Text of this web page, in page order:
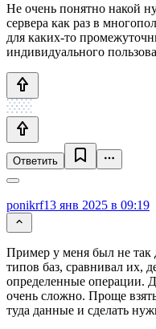
Не очень понятно накой
сервера как раз в
для каких-то
индивидуального
Ответить
ponikrf13 янв 2025 в 09:19
Пример у меня был не так
типов баз, сравнивал их,
определенные операции.
очень сложно. Проще
туда данные и сделать